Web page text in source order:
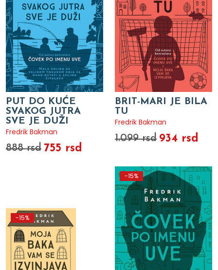
PUT DO KUĆE
SVAKOG JUTRA
SVE JE DUŽI
Fredrik Bakman
888 rsd 755 rsd
BRIT-MARI JE BILA
TU
Fredrik Bakman
1.099 rsd 934 rsd
-15%
-15%